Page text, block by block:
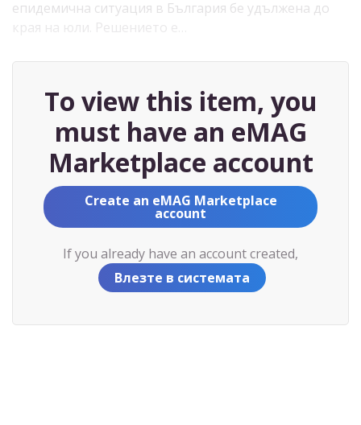
епидемична ситуация в България бе удължена до
края на юли. Решението е…
To view this item, you
must have an eMAG
Marketplace account
Create an eMAG Marketplace
account
If you already have an account created,
Влезте в системата